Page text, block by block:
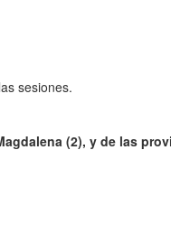
sesiones.
(2), y de las